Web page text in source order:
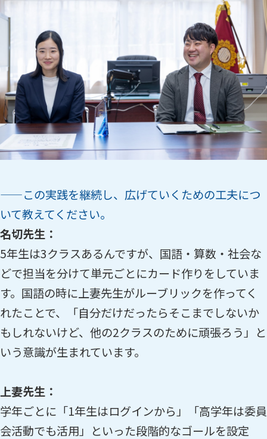
——この実践を継続し、広げていくための工夫につ
いて教えてください。
名切先生：
5年生は3クラスあるんですが、国語・算数・社会な
どで担当を分けて単元ごとにカード作りをしていま
す。国語の時に上妻先生がルーブリックを作ってく
れたことで、「自分だけだったらそこまでしないか
もしれないけど、他の2クラスのために頑張ろう」と
いう意識が生まれています。
上妻先生：
学年ごとに「1年生はログインから」「高学年は委員
会活動でも活用」といった段階的なゴールを設定